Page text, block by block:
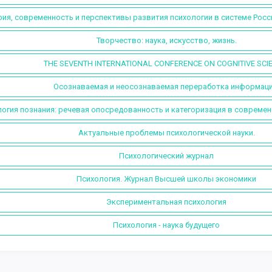
современность и перспективы развития психологии в системе
Творчество: наука, искусство, жизнь.
THE SEVENTH INTERNATIONAL CONFERENCE ON COGNITIVE
Осознаваемая и неосознаваемая переработка
познания: речевая опосредованность и категоризация в
Актуальные проблемы психологической науки.
Психологический журнал
Психология. Журнал Высшей школы экономики
Экспериментальная психология
Психология - наука будущего